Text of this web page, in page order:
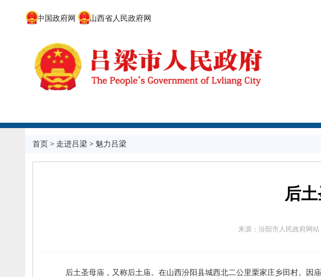
中国政府网 山西省人民政府网
首页> 走进吕梁 > 魅力吕梁
后
来源： 汾阳市人民政府网站
后土圣母庙， 又称后土庙。 在山西汾阳县城西北二公里栗家庄乡田村。 因